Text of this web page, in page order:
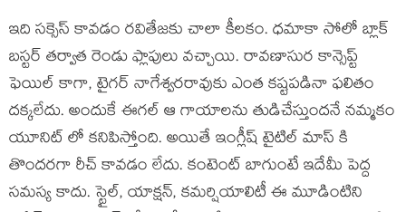
ఇది సక్సెస్ కావడం రవితేజకు చాలా కీలకం. ధమాకా సోలో బ్లాక్
బస్టర్ తర్వాత రెండు ఫ్లాపులు వచ్చాయి. రావణాసుర కాన్సెప్ట్
ఫెయిల్ కాగా, టైగర్ నాగేశ్వరరావుకు ఎంత కష్టపడినా ఫలితం
దక్కలేదు. అందుకే ఈగల్ ఆ గాయాలను తుడిచేస్తుందనే నమ్మకం
యూనిట్ లో కనిపిస్తోంది. అయితే ఇంగ్లీష్ టైటిల్ మాస్ కి
తొందరగా రీచ్ కావడం లేదు. కంటెంట్ బాగుంటే ఇదేమీ పెద్ద
సమస్య కాదు. స్టైల్, యాక్షన్, కమర్షియాలిటీ ఈ మూడింటిని